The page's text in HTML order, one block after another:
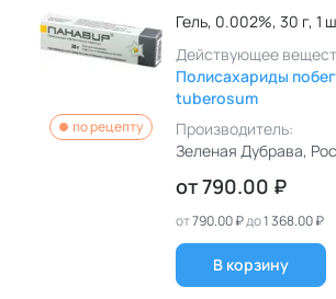
по рецепту
Гель, 0.002%, 30 г, 1
Действующее
Полисахариды
tuberosum
Производитель:
Зеленая Дубрава,
от790.00 ₽
от790.00 ₽до1 368.00 ₽
В корзину